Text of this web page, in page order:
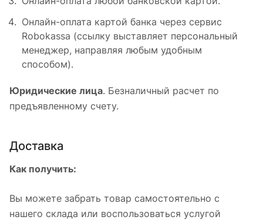
Онлайн-оплата картой банка через сервис
Robokassa (ссылку выставляет персональный
менеджер, направляя любым удобным
способом).
Юридические лица. Безналичный расчет по
предъявленному счету.
Доставка
Как получить:
Вы можете забрать товар самостоятельно с
нашего склада или воспользоваться услугой